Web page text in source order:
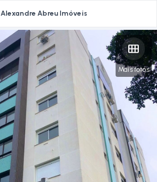
Alexandre Abreu Imóveis
Mais fotos